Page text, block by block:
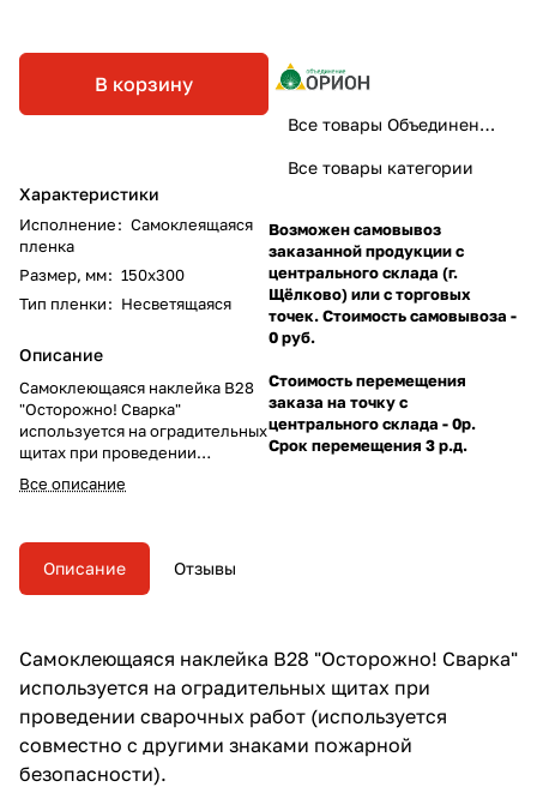
В корзину
Характеристики
Исполнение: Самоклеящаяся
пленка
Размер, мм: 150х300
Тип пленки: Несветящаяся
Описание
Самоклеющаяся наклейка B28
"Осторожно! Сварка"
используется на оградительных
щитах при проведении
сварочных работ (используется
совместно с другими знаками
Все описание
Все товары Объединение Орион
Все товары категории
Возможен самовывоз
заказанной продукции с
центрального склада (г.
Щёлково) или с торговых
точек. Стоимость самовывоза -
0 руб.
Стоимость перемещения
заказа на точку с
центрального склада - 0р.
Срок перемещения 3 р.д.
Описание Отзывы
Самоклеющаяся наклейка B28 "Осторожно! Сварка"
используется на оградительных щитах при
проведении сварочных работ (используется
совместно с другими знаками пожарной
безопасности).